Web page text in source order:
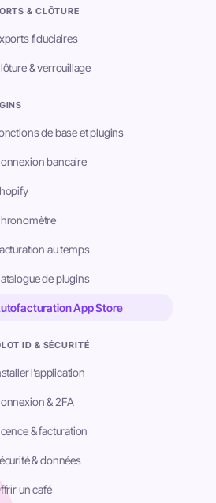
& CLÔTURE
fiduciaires
& verrouillage
de base et plugins
bancaire
au temps
de plugins
App Store
ID & SÉCURITÉ
l’application
& 2FA
& facturation
& données
un café